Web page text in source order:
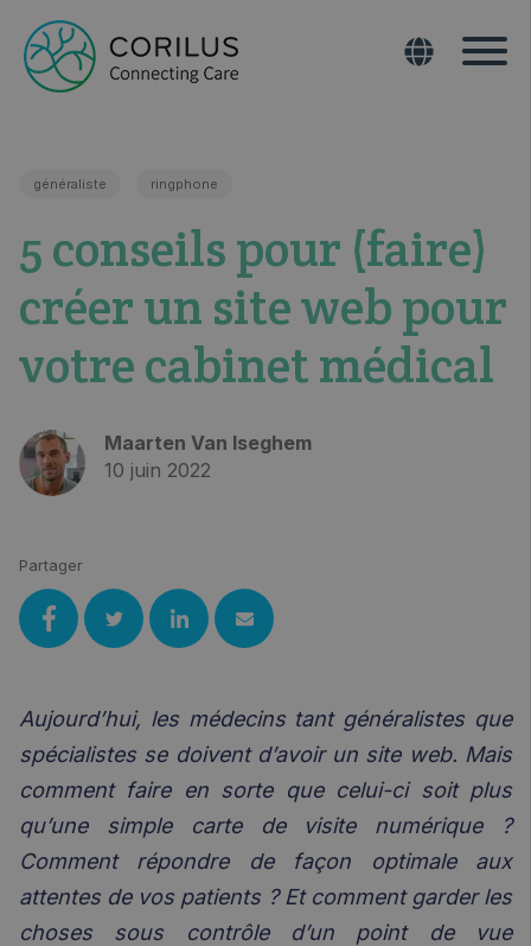
généraliste ringphone
5 conseils pour (faire)
créer un site web pour
votre cabinet médical
Maarten Van Iseghem
10 juin 2022
Partager
Aujourd’hui, les médecins tant généralistes que
spécialistes se doivent d’avoir un site web. Mais
comment faire en sorte que celui-ci soit plus
qu’une simple carte de visite numérique ?
Comment répondre de façon optimale aux
attentes de vos patients ? Et comment garder les
choses sous contrôle d’un point de vue